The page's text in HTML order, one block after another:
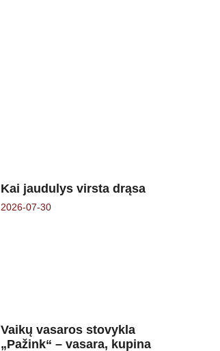
Kai jaudulys virsta drąsa
2026-07-30
Vaikų vasaros stovykla
„Pažink“ – vasara, kupina